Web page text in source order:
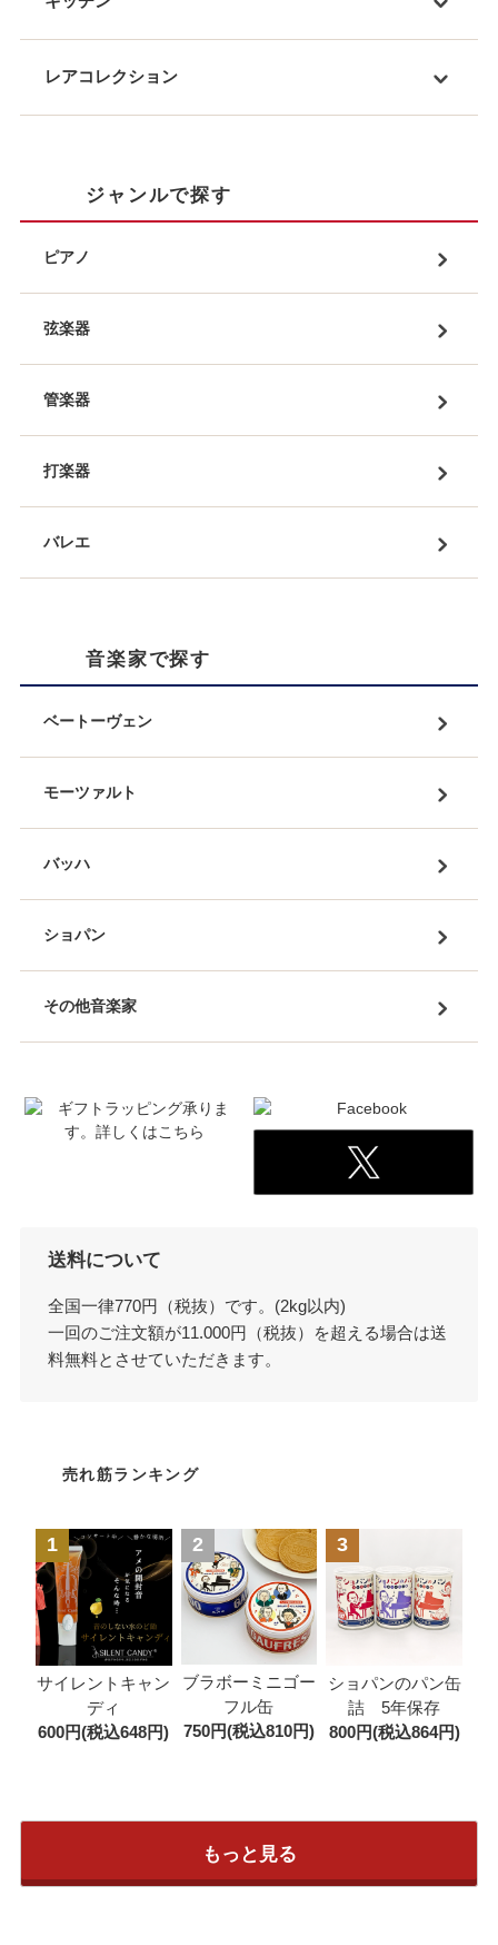
レアコレクション
ジャンルで探す
ピアノ
弦楽器
管楽器
打楽器
バレエ
音楽家で探す
ベートーヴェン
モーツァルト
バッハ
ショパン
その他音楽家
送料について
全国一律770円（税抜）です。(2kg以内)
一回のご注文額が11.000円（税抜）を超える場合は送
料無料とさせていただきます。
売れ筋ランキング
1
サイレントキャン
ディ
600円(税込648円)
2
ブラボーミニゴー
フル缶
750円(税込810円)
3
ショパンのパン缶
詰 5年保存
800円(税込864円)
もっと見る